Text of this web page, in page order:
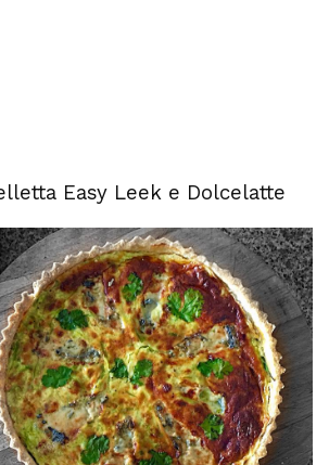
Easy Leek e Dolcelatte